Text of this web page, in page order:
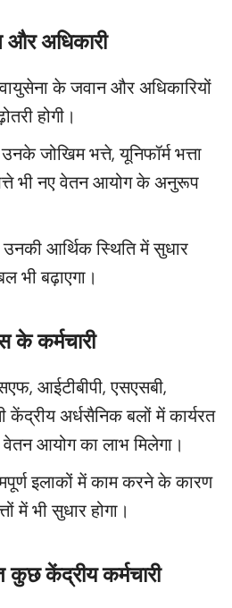
और अधिकारी
के जवान और अधिकारियों
होगी।
जोखिम भत्ते, यूनिफॉर्म भत्ता
भी नए वेतन आयोग के अनुरूप
आर्थिक स्थिति में सुधार
भी बढ़ाएगा।
के कर्मचारी
आईटीबीपी, एसएसबी,
अर्धसैनिक बलों में कार्यरत
वेतन आयोग का लाभ मिलेगा।
इलाकों में काम करने के कारण
में भी सुधार होगा।
केंद्रीय कर्मचारी